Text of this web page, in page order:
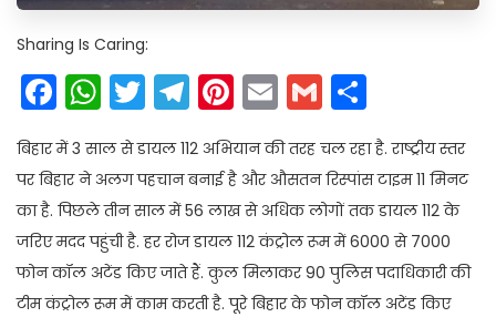
Sharing Is Caring:
Facebook
WhatsApp
Twitter
Telegram
Pinterest
EmailGmail
बिहार में 3 साल से डायल 112 अभियान की तरह चल रहा है. राष्ट्रीय स्तर
पर बिहार ने अलग पहचान बनाई है और औसतन रिस्पांस टाइम 11 मिनट
का है. पिछले तीन साल में 56 लाख से अधिक लोगों तक डायल 112 के
जरिए मदद पहुंची है. हर रोज डायल 112 कंट्रोल रूम में 6000 से 7000
फोन कॉल अटेंड किए जाते हैं. कुल मिलाकर 90 पुलिस पदाधिकारी की
टीम कंट्रोल रूम में काम करती है. पूरे बिहार के फोन कॉल अटेंड किए